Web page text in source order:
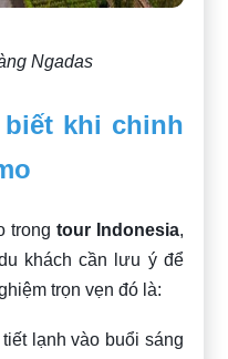
Ngadas
khi chinh
trong tour Indonesia,
khách cần lưu ý để
trọn vẹn đó là:
lạnh vào buổi sáng